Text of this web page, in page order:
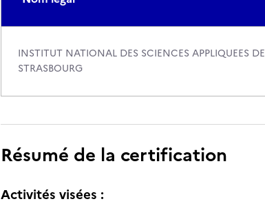
INSTITUT NATIONAL DES SCIENCES APPLIQUEES DE
STRASBOURG
Résumé de la certification
Activités visées :